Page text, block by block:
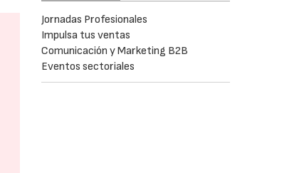
Jornadas Profesionales
Impulsa tus ventas
Comunicación y Marketing B2B
Eventos sectoriales